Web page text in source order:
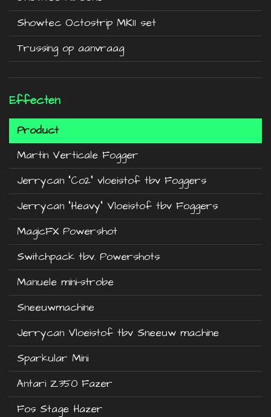
Showtec Octostrip MKII set
Trussing op aanvraag
Effecten
Product
Martin Verticale Fogger
Jerrycan "Co2" vloeistof tbv Foggers
Jerrycan "Heavy" Vloeistof tbv Foggers
MagicFX Powershot
Switchpack tbv. Powershots
Manuele mini-strobe
Sneeuwmachine
Jerrycan Vloeistof tbv Sneeuw machine
Sparkular Mini
Antari Z350 Fazer
Fos Stage Hazer